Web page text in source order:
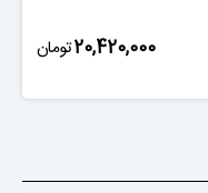
‎20,420,000تومان